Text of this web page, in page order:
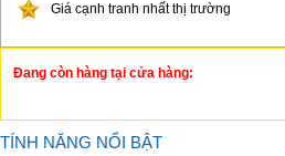
Giá cạnh tranh nhất thị trường
Đang còn hàng tại cửa hàng:
TÍNH NĂNG NỔI BẬT